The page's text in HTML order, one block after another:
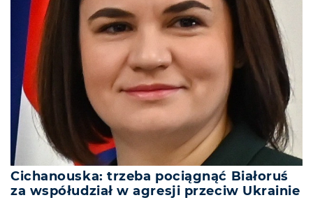
Cichanouska: trzeba pociągnąć Białoruś
za współudział w agresji przeciw Ukrainie